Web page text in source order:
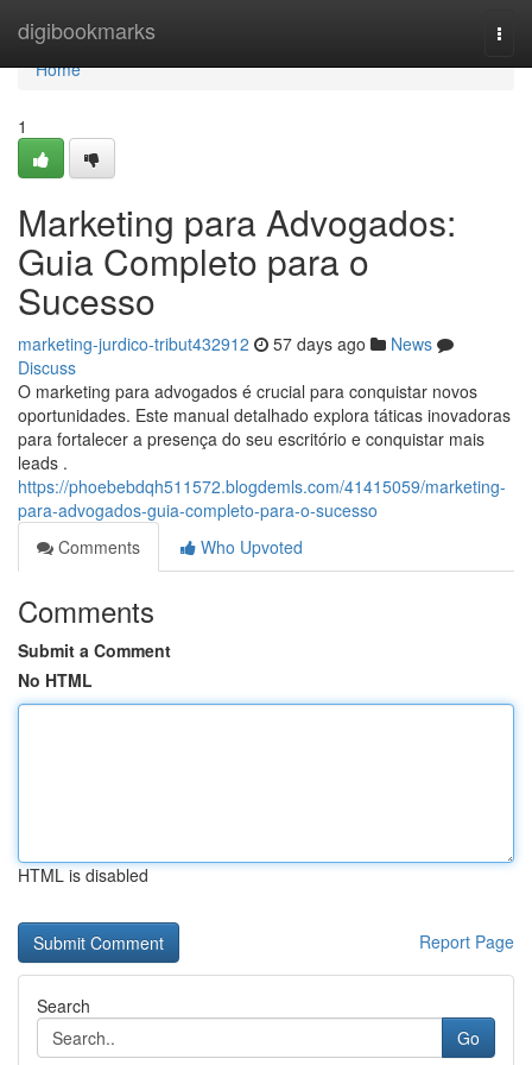
digibookmarks
Home
Home
1
Marketing para Advogados:
Guia Completo para o
Sucesso
marketing-jurdico-tribut432912 57 days ago
News
Discuss
O marketing para advogados é crucial para conquistar novos
oportunidades. Este manual detalhado explora táticas inovadoras
para fortalecer a presença do seu escritório e conquistar mais
leads .
https://phoebebdqh511572.blogdemls.com/41415059/marketing-
para-advogados-guia-completo-para-o-sucesso
Comments
Who Upvoted
Comments
Submit a Comment
No HTML
HTML is disabled
Report Page
Search
Go